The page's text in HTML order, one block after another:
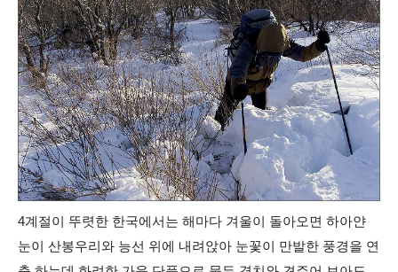
4계절이 뚜렷한 한국에서는 해마다 겨울이 돌아오면 하아얀
눈이 산봉우리와 능선 위에 내려앉아 눈꽃이 만발한 풍경을 연